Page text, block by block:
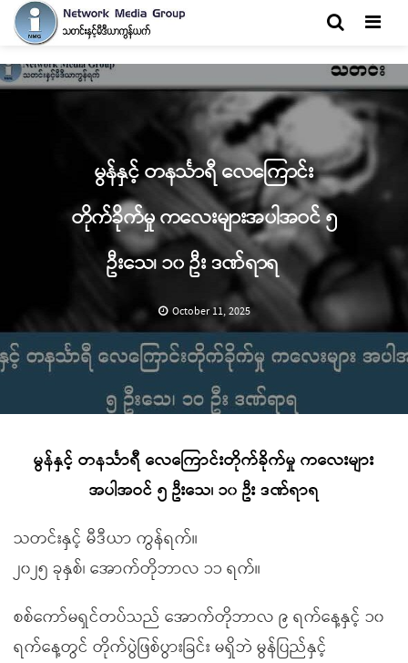
မွန်နှင့် တနင်္သာရီ လေကြောင်း
တိုက်ခိုက်မှု ကလေးများအပါအဝင် ၅
ဦးသေ၊ ၁၀ ဦး ဒဏ်ရာရ
October 11, 2025
မွန်နှင့် တနင်္သာရီ လေကြောင်းတိုက်ခိုက်မှု ကလေးများ
အပါအဝင် ၅ ဦးသေ၊ ၁၀ ဦး ဒဏ်ရာရ
သတင်းနှင့် မီဒီယာ ကွန်ရက်။
၂၀၂၅ ခုနှစ်၊ အောက်တိုဘာလ ၁၁ ရက်။
စစ်ကော်မရှင်တပ်သည် အောက်တိုဘာလ ၉ ရက်နေ့နှင့် ၁၀
ရက်နေ့တွင် တိုက်ပွဲဖြစ်ပွားခြင်း မရှိဘဲ မွန်ပြည်နှင့်